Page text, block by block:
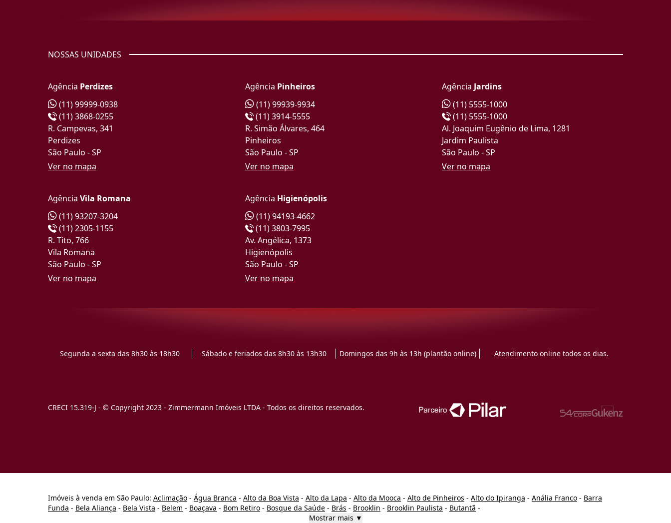
NOSSAS UNIDADES
Agência Perdizes
(11) 99999-0938
(11) 3868-0255
R. Campevas, 341
Perdizes
São Paulo - SP
Ver no mapa
Agência Pinheiros
(11) 99939-9934
(11) 3914-5555
R. Simão Álvares, 464
Pinheiros
São Paulo - SP
Ver no mapa
Agência Jardins
(11) 5555-1000
(11) 5555-1000
Al. Joaquim Eugênio de Lima, 1281
Jardim Paulista
São Paulo - SP
Ver no mapa
Agência Vila Romana
(11) 93207-3204
(11) 2305-1155
R. Tito, 766
Vila Romana
São Paulo - SP
Ver no mapa
Agência Higienópolis
(11) 94193-4662
(11) 3803-7995
Av. Angélica, 1373
Higienópolis
São Paulo - SP
Ver no mapa
Segunda a sexta das 8h30 às 18h30 Sábado e feriados das 8h30 às 13h30 Domingos das 9h às 13h (plantão online) Atendimento online todos os dias.
CRECI 15.319-J - © Copyright 2023 - Zimmermann Imóveis LTDA - Todos os direitos reservados.
Imóveis à venda em São Paulo: Aclimação - Água Branca - Alto da Boa Vista - Alto da Lapa - Alto da Mooca - Alto de Pinheiros - Alto do Ipiranga - Anália Franco - Barra
Funda - Bela Aliança - Bela Vista - Belem - Boaçava - Bom Retiro - Bosque da Saúde - Brás - Brooklin - Brooklin Paulista - Butantã -
Mostrar mais ▼